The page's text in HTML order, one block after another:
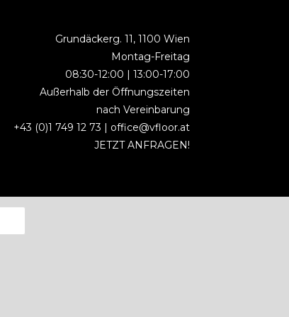
Grundäckerg. 11, 1100 Wien
Montag-Freitag
08:30-12:00 | 13:00-17:00
Außerhalb der Öffnungszeiten
nach Vereinbarung
+43 (0)1 749 12 73 | office@vfloor.at
JETZT ANFRAGEN!